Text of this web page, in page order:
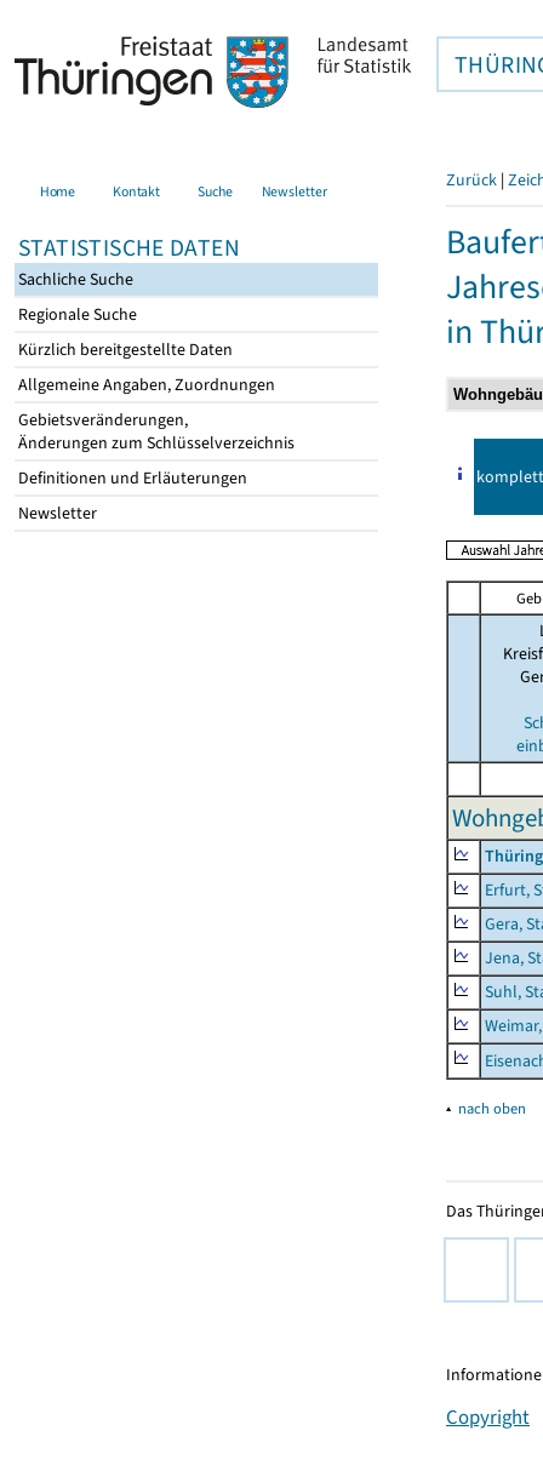
Home Kontakt Suche Newsletter
STATISTISCHE DATEN
Sachliche Suche
Regionale Suche
Kürzlich bereitgestellte Daten
Allgemeine Angaben, Zuordnungen
Gebietsveränderungen,
Änderungen zum Schlüsselverzeichnis
Definitionen und Erläuterungen
Newsletter
Zurück |
in
komplett
Erfurt,
Gera,
Jena,
Suhl,
▴ nach oben
Das
Copyright